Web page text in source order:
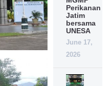
Perikanan
Jatim
bersama
UNESA
June 17,
2026